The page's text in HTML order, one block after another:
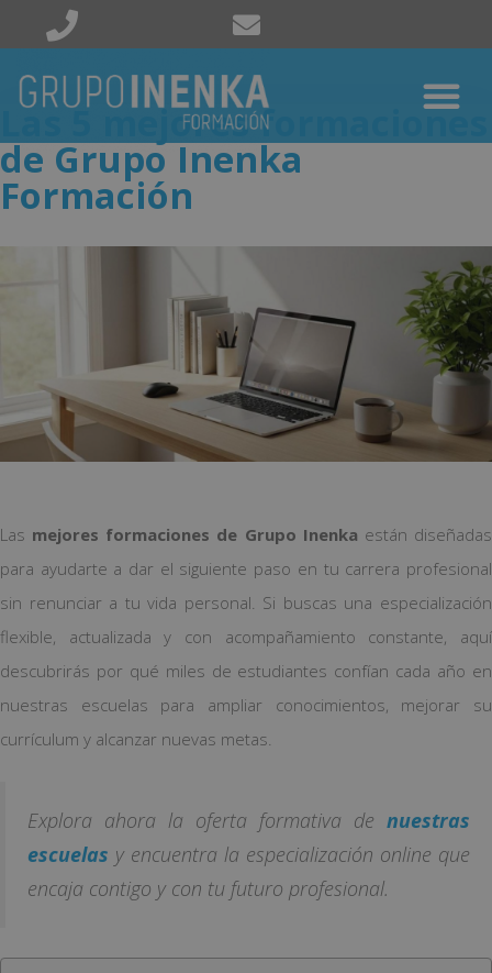
Las 5 mejores formaciones
de Grupo Inenka
Formación
Las mejores formaciones de Grupo Inenka están diseñadas
para ayudarte a dar el siguiente paso en tu carrera profesional
sin renunciar a tu vida personal. Si buscas una especialización
flexible, actualizada y con acompañamiento constante, aquí
descubrirás por qué miles de estudiantes confían cada año en
nuestras escuelas para ampliar conocimientos, mejorar su
currículum y alcanzar nuevas metas.
Explora ahora la oferta formativa de nuestras
escuelas y encuentra la especialización online que
encaja contigo y con tu futuro profesional.